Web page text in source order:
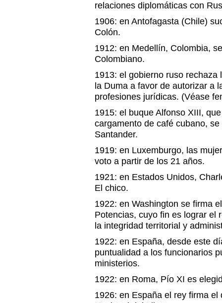
relaciones diplomáticas con
1906: en Antofagasta (Chile)
Colón.
1912: en Medellín, Colombia,
Colombiano.
1913: el gobierno ruso
la Duma a favor de autorizar a
profesiones jurídicas. (Véase
1915: el buque Alfonso XIII,
cargamento de café cubano,
Santander.
1919: en Luxemburgo, las
voto a partir de los 21 años.
1921: en Estados Unidos,
El chico.
1922: en Washington se firma
Potencias, cuyo fin es lograr el
la integridad territorial y
1922: en España, desde este
puntualidad a los funcionarios
ministerios.
1922: en Roma, Pío XI es
1926: en España el rey firma